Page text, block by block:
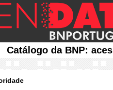
Catálogo da BNP: